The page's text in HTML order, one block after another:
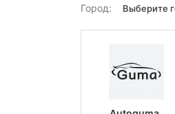
Город: